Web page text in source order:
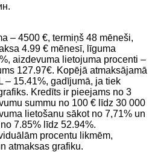
– 4500 €, termiņš 48 mēneši,
4.99 € mēnesī, līguma
aizdevuma lietojuma procenti –
127.97€. Kopējā atmaksājamā
– 15.41%, gadījumā, ja tiek
Kredīts ir pieejams no 3
summu no 100 € līdz 30 000
lietošanu sākot no 7,71% un
7.85% līdz 52.94%.
procentu likmēm,
atmaksas grafiku.